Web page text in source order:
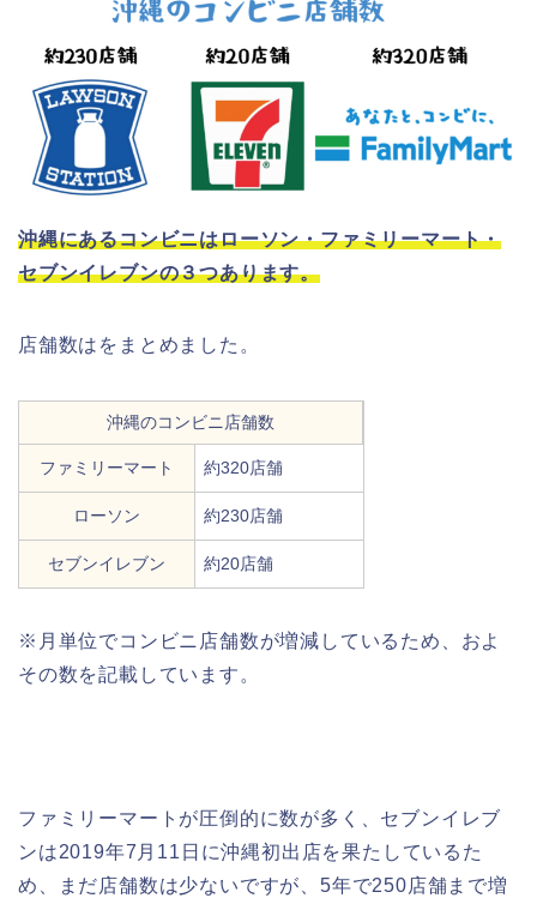
沖縄にあるコンビニはローソン・ファミリーマート・
セブンイレブンの３つあります。
店舗数はをまとめました。
沖縄のコンビニ店舗数
ファミリーマート 約320店舗
ローソン 約230店舗
セブンイレブン 約20店舗
※月単位でコンビニ店舗数が増減しているため、およ
その数を記載しています。
ファミリーマートが圧倒的に数が多く、セブンイレブ
ンは2019年7月11日に沖縄初出店を果たしているた
め、まだ店舗数は少ないですが、5年で250店舗まで増